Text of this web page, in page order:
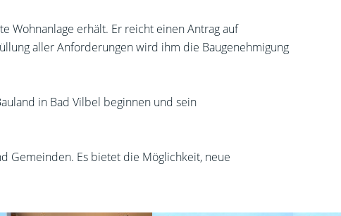
Wohnanlage erhält. Er reicht einen Antrag auf
aller Anforderungen wird ihm die Baugenehmigung
in Bad Vilbel beginnen und sein
Gemeinden. Es bietet die Möglichkeit, neue